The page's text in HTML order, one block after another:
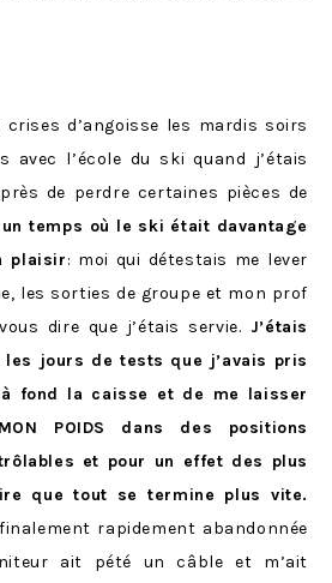
d’angoisse les mardis soirs
avec l’école du ski quand j’étais
de perdre certaines pièces de
un temps où le ski était davantage
plaisir: moi qui détestais me lever
les sorties de groupe et mon prof
dire que j’étais servie. J’étais
les jours de tests que j’avais pris
fond la caisse et de me laisser
POIDS dans des positions
et pour un effet des plus
que tout se termine plus vite.
rapidement abandonnée
ait pété un câble et m’ait